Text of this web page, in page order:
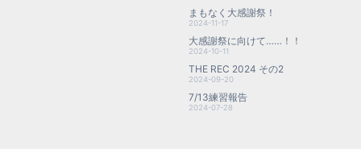
まもなく大感謝祭！
2024-11-17
大感謝祭に向けて……！！
2024-10-11
THE REC 2024 その2
2024-09-20
7/13練習報告
2024-07-28